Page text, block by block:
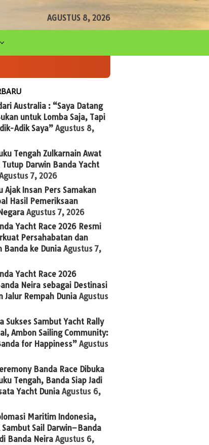
AGUSTUS 8, 2026
Australia : “Saya Datang
untuk Lomba Saja, Tapi
Adik Saya” Agustus 8,
Tengah Zulkarnain Awat
Tutup Darwin Banda Yacht
7, 2026
Ajak Insan Pers Samakan
Hasil Pemeriksaan
Agustus 7, 2026
Yacht Race 2026 Resmi
Persahabatan dan
Banda ke Dunia Agustus 7,
Yacht Race 2026
Neira sebagai Destinasi
Jalur Rempah Dunia Agustus
Sukses Sambut Yacht Rally
Ambon Sailing Community:
for Happiness” Agustus
Banda Race Dibuka
Tengah, Banda Siap Jadi
Yacht Dunia Agustus 6,
Maritim Indonesia,
Sambut Sail Darwin–Banda
Banda Neira Agustus 6,